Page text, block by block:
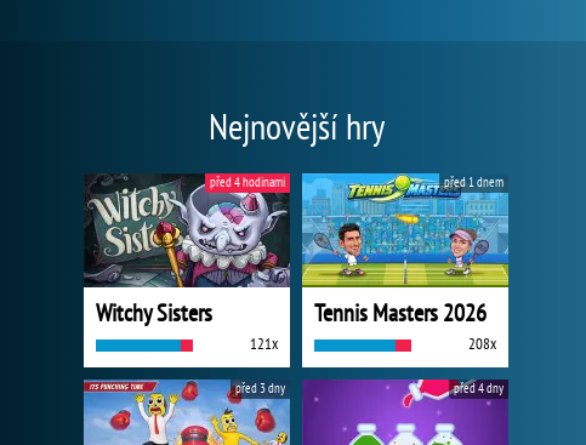
Nejnovější hry
Witchy Sisters
121x
před 4 hodinami
Tennis Masters 2026
208x
před 1 dnem
před 3 dny před 4 dny